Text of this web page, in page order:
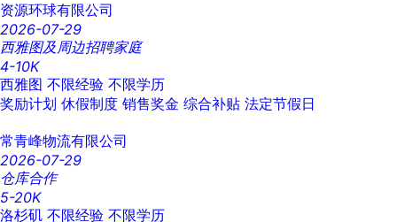
资源环球有限公司
2026-07-29
西雅图及周边招聘家庭
4-10K
西雅图 不限经验 不限学历
奖励计划 休假制度 销售奖金 综合补贴 法定节假日
常青峰物流有限公司
2026-07-29
仓库合作
5-20K
洛杉矶 不限经验 不限学历